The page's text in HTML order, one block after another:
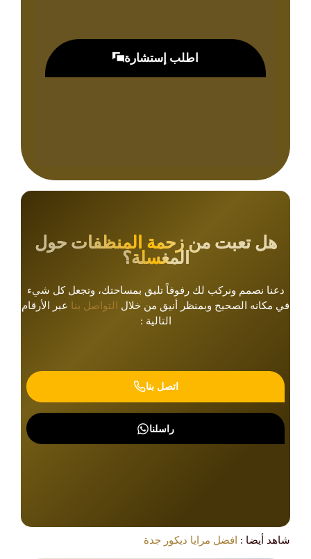
اطلب إستشارة
هل تعبت من زحمة المنظفات حول
المغسلة؟
دعنا نصمم ونركب لك رفوفاً تليق بمساحتك، وتجعل كل شيء
في مكانه الصحيح وبمنظر أنيق من خلال
التواصل بنا عبر الأرقام
التالية :
اتصل بنا
راسلنا
شاهد أيضا : افضل مرايا ديكور جدة